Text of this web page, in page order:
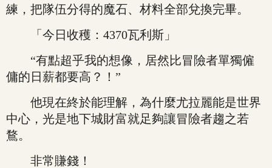
練，把隊伍分得的魔石、材料全部兌換完畢。
「今日收穫：4370瓦利斯」
“有點超乎我的想像，居然比冒險者單獨僱
傭的日薪都要高？！”
他現在終於能理解，為什麼尤拉麗能是世界
中心，光是地下城財富就足夠讓冒險者趨之若
鶩。
非常賺錢！